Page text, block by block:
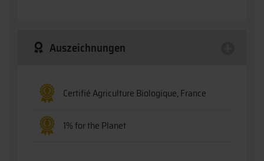
Auszeichnungen
Certifié Agriculture Biologique, France
1% for the Planet